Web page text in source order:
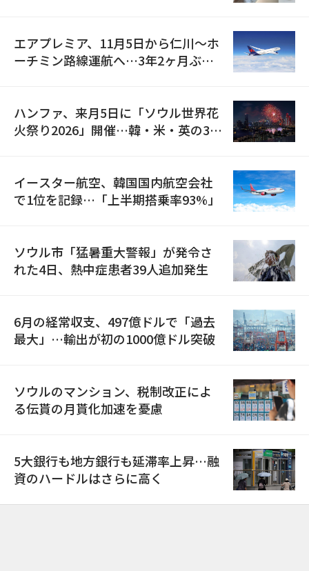
エアプレミア、11月5日から仁川〜ホ
ーチミン路線運航へ…3年2ヶ月ぶり
ハンファ、来月5日に「ソウル世界花
火祭り2026」開催…韓・米・英の3カ
イースター航空、韓国国内航空会社
で1位を記録…「上半期搭乗率93%」
ソウル市「猛暑重大警報」が発令さ
れた4日、熱中症患者39人追加発生
6月の経常収支、497億ドルで「過去
最大」…輸出が初の1000億ドル突破
ソウルのマンション、税制改正によ
る伝貰の月貰化加速を憂慮
5大銀行も地方銀行も延滞率上昇…融
資のハードルはさらに高く